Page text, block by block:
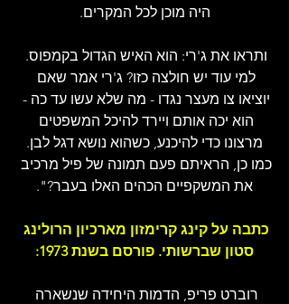
היה מוכן לכל המקרים.
ותראו את ג'רי: הוא האיש הגדול בקמפוס.
למי עוד יש חולצה כזו? ג'רי אמר שאם
יוציאו צו מעצר נגדו - מה שלא עשו עד כה -
הוא יכה אותם ויירד להיכל המשפטים
מרצונו כדי להיכנע, כשהוא נושא דגל לבן.
כמו כן, הראיתם פעם תמונה של פיל מרכיב
את המשקפיים הכהים האלו בעבר?".
כתבה על קינג קרימזון מארכיון הרולינג
סטון שברשותי. פורסם בשנת 1973:
רוברט פריפ, הדמות היחידה שנשארה